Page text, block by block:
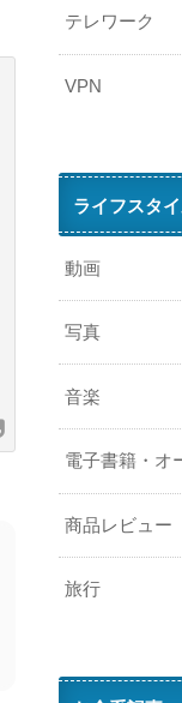
テレワーク
VPN
ライフスタ
動画
写真
音楽
電子書籍・オ
商品レビュー
旅行